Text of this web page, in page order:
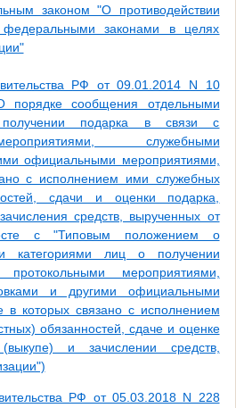
законом "О противодействии
законами в целях
РФ от 09.01.2014 N 10
порядке сообщения отдельными
подарка в связи с
служебными
официальными мероприятиями,
с исполнением ими служебных
сдачи и оценки подарка,
средств, вырученных от
с "Типовым положением о
категориями лиц о получении
мероприятиями,
и другими официальными
в которых связано с исполнением
обязанностей, сдаче и оценке
и зачислении средств,
РФ от 05.03.2018 N 228